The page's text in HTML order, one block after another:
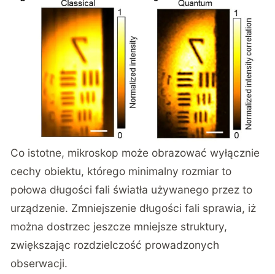
Co istotne, mikroskop może obrazować wyłącznie
cechy obiektu, którego minimalny rozmiar to
połowa długości fali światła używanego przez to
urządzenie. Zmniejszenie długości fali sprawia, iż
można dostrzec jeszcze mniejsze struktury,
zwiększając rozdzielczość prowadzonych
obserwacji.